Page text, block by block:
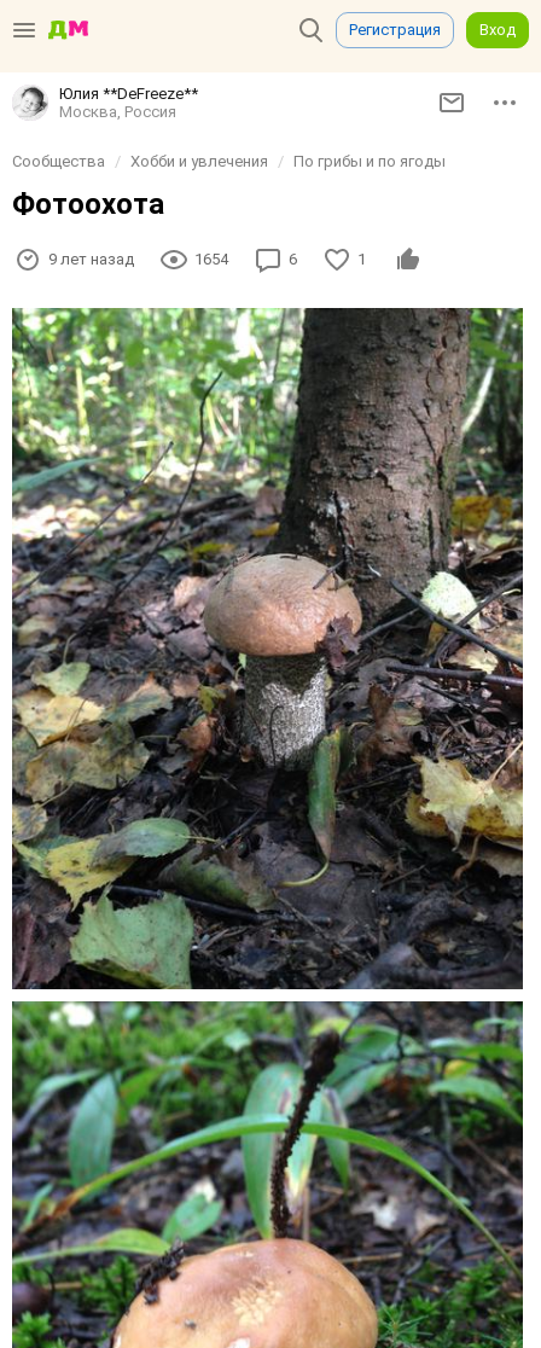
Регистрация Вход
Юлия **DeFreeze**
Москва, Россия
Сообщества Хобби и увлечения По грибы и по ягоды
Фотоохота
9 лет назад 1654 6 1